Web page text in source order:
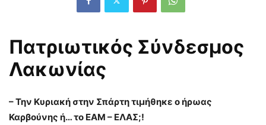
Πατριωτικός Σύνδεσμος
Λακωνίας
– Την Κυριακή στην Σπάρτη τιμήθηκε ο ήρωας
Καρβούνης ή… το ΕΑΜ – ΕΛΑΣ;!